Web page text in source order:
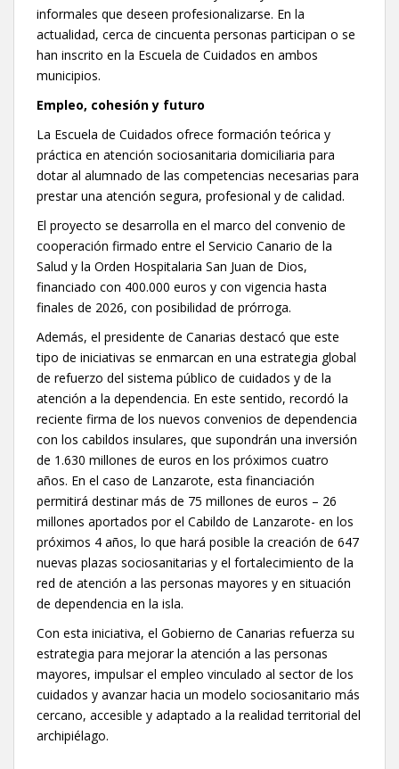
informales que deseen profesionalizarse. En la
actualidad, cerca de cincuenta personas participan o se
han inscrito en la Escuela de Cuidados en ambos
municipios.
Empleo, cohesión y futuro
La Escuela de Cuidados ofrece formación teórica y
práctica en atención sociosanitaria domiciliaria para
dotar al alumnado de las competencias necesarias para
prestar una atención segura, profesional y de calidad.
El proyecto se desarrolla en el marco del convenio de
cooperación firmado entre el Servicio Canario de la
Salud y la Orden Hospitalaria San Juan de Dios,
financiado con 400.000 euros y con vigencia hasta
finales de 2026, con posibilidad de prórroga.
Además, el presidente de Canarias destacó que este
tipo de iniciativas se enmarcan en una estrategia global
de refuerzo del sistema público de cuidados y de la
atención a la dependencia. En este sentido, recordó la
reciente firma de los nuevos convenios de dependencia
con los cabildos insulares, que supondrán una inversión
de 1.630 millones de euros en los próximos cuatro
años. En el caso de Lanzarote, esta financiación
permitirá destinar más de 75 millones de euros – 26
millones aportados por el Cabildo de Lanzarote- en los
próximos 4 años, lo que hará posible la creación de 647
nuevas plazas sociosanitarias y el fortalecimiento de la
red de atención a las personas mayores y en situación
de dependencia en la isla.
Con esta iniciativa, el Gobierno de Canarias refuerza su
estrategia para mejorar la atención a las personas
mayores, impulsar el empleo vinculado al sector de los
cuidados y avanzar hacia un modelo sociosanitario más
cercano, accesible y adaptado a la realidad territorial del
archipiélago.